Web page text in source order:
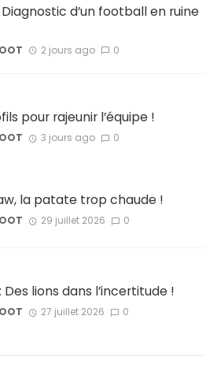
d’un football en ruine
2 jours ago 0
pour rajeunir l’équipe !
3 jours ago 0
la patate trop chaude !
29 juillet 2026 0
lions dans l’incertitude !
27 juillet 2026 0